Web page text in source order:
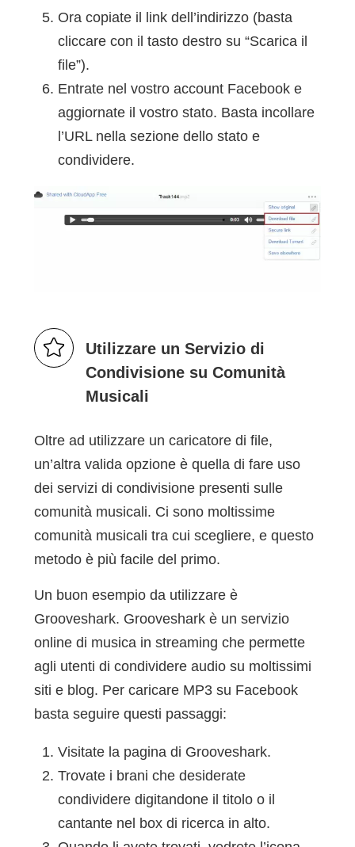
Ora copiate il link dell’indirizzo (basta
cliccare con il tasto destro su “Scarica il
file”).
Entrate nel vostro account Facebook e
aggiornate il vostro stato. Basta incollare
l’URL nella sezione dello stato e
condividere.
Utilizzare un Servizio di
Condivisione su Comunità
Musicali
Oltre ad utilizzare un caricatore di file,
un’altra valida opzione è quella di fare uso
dei servizi di condivisione presenti sulle
comunità musicali. Ci sono moltissime
comunità musicali tra cui scegliere, e questo
metodo è più facile del primo.
Un buon esempio da utilizzare è
Grooveshark. Grooveshark è un servizio
online di musica in streaming che permette
agli utenti di condividere audio su moltissimi
siti e blog. Per caricare MP3 su Facebook
basta seguire questi passaggi:
Visitate la pagina di Grooveshark.
Trovate i brani che desiderate
condividere digitandone il titolo o il
cantante nel box di ricerca in alto.